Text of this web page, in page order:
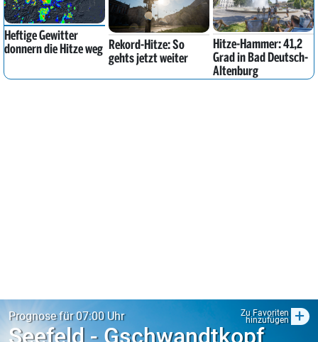
Heftige Gewitter
donnern die Hitze weg Rekord-Hitze: So
gehts jetzt weiter
Hitze-Hammer: 41,2
Grad in Bad Deutsch-
Altenburg
Prognose für 07:00 Uhr Zu Favoriten
hinzufügen +
Seefeld - Gschwandtkopf